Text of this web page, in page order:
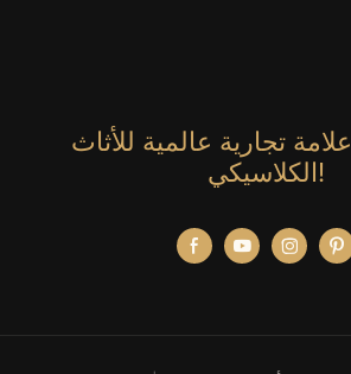
أفضل 20 علامة تجارية عالمية للأثاث
الكلاسيكي!